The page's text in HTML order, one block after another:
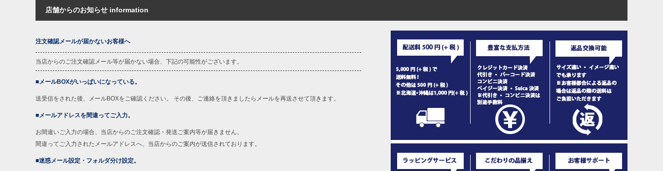
店舗からのお知らせ information
注文確認メールが届かないお客様へ
当店からのご注文確認メール等が届かない場合、下記の可能性がございます。
■メールBOXがいっぱいになっている。
送受信をされた後、メールBOXをご確認ください。 その後、ご連絡を頂きましたらメールを再送させて頂きます。
■メールアドレスを間違ってご入力。
お間違いご入力の場合、当店からのご注文確認・発送ご案内等が届きません。
間違ってご入力されたメールアドレスへ、当店からのご案内が送信されております。
■迷惑メール設定・フォルダ分け設定。